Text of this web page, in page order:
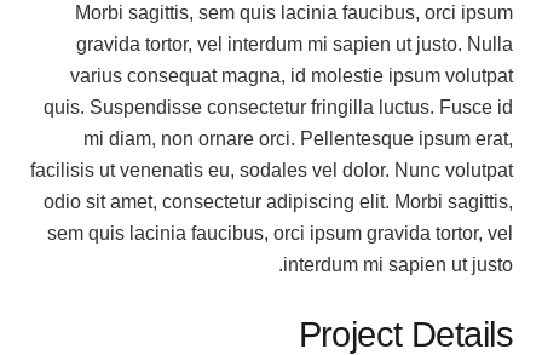
Morbi sagittis, sem quis lacinia faucibus, orci ipsum
gravida tortor, vel interdum mi sapien ut justo. Nulla
varius consequat magna, id molestie ipsum volutpat
quis. Suspendisse consectetur fringilla luctus. Fusce id
mi diam, non ornare orci. Pellentesque ipsum erat,
facilisis ut venenatis eu, sodales vel dolor. Nunc volutpat
odio sit amet, consectetur adipiscing elit. Morbi sagittis,
sem quis lacinia faucibus, orci ipsum gravida tortor, vel
interdum mi sapien ut justo.
Project Details